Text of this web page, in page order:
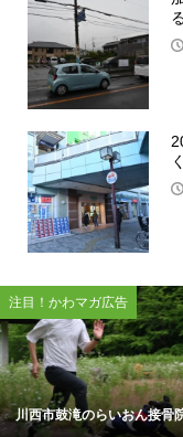
に
閉店
アステ川西地下1